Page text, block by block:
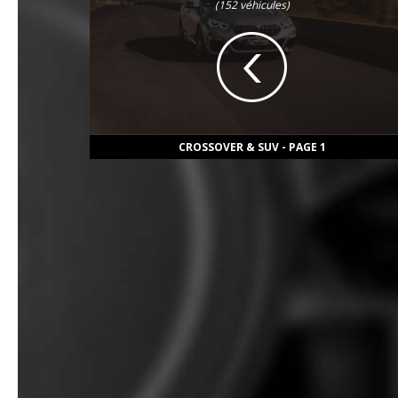
(152 véhicules)
CROSSOVER & SUV - PAGE 1